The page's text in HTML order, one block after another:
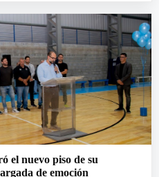
el nuevo piso de su
de emoción